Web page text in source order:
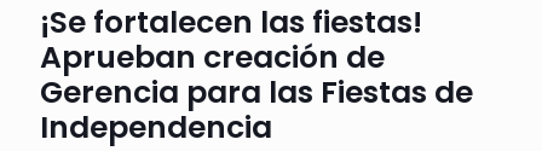
¡Se fortalecen las fiestas!
Aprueban creación de
Gerencia para las Fiestas de
Independencia